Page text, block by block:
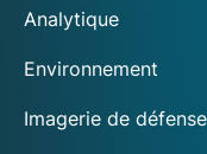
Analytique
Environnement
Imagerie de défense